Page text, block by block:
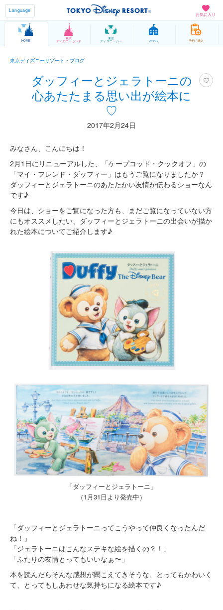
お気に入り
Language
HOME
東京
ディズニーランド
東京
ディズニーシー ホテル 予約 / 購入
東京ディズニーリゾート・ブログ
ダッフィーとジェラトーニの
心あたたまる思い出が絵本に
♡
2017年2月24日
みなさん、こんにちは！
2月1日にリニューアルした、「ケープコッド・クックオフ」の
「マイ・フレンド・ダッフィー」はもうご覧になりましたか？
ダッフィーとジェラトーニのあたたかい友情が伝わるショーなん
です♪
今日は、ショーをご覧になった方も、まだご覧になっていない方
にもオススメしたい、ダッフィーとジェラトーニの出会いが描か
れた絵本についてご紹介します♪
「ダッフィーとジェラトーニ」
（1月31日より発売中）
「ダッフィーとジェラトーニってこうやって仲良くなったんだ
ね！」
「ジェラトーニはこんなステキな絵を描くの？！」
「ふたりの友情とってもいいなぁ〜」
本を読んだらそんな感想が聞こえてきそうな、とってもかわいく
て、とってもしあわせな気持ちになる絵本です♪